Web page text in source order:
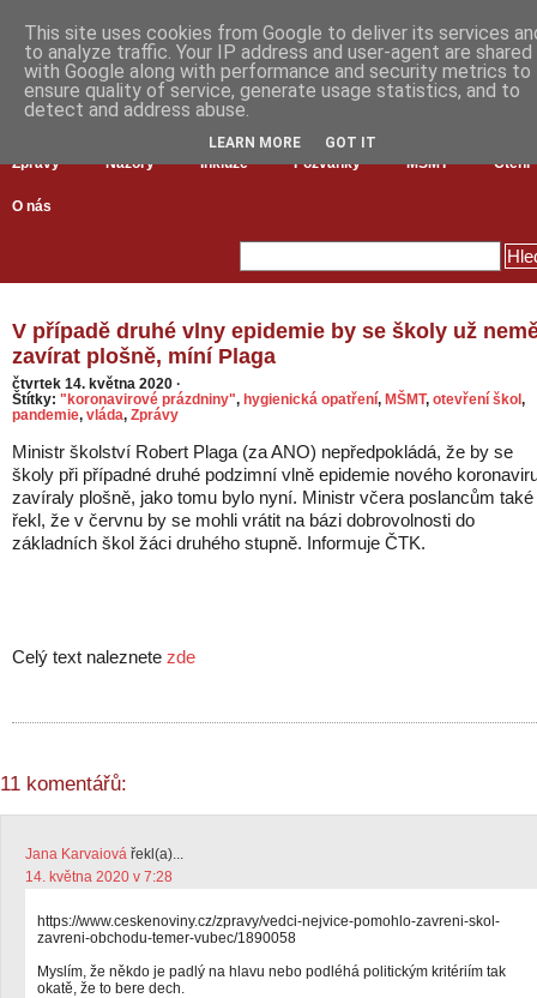
Zprávy Názory Inkluze Pozvánky MŠMT Čtení
O nás
V případě druhé vlny epidemie by se školy už
zavírat plošně, míní Plaga
čtvrtek 14. května 2020 ·
Štítky: "koronavirové prázdniny", hygienická opatření, MŠMT, otevření škol,
pandemie, vláda, Zprávy
Ministr školství Robert Plaga (za ANO) nepředpokládá, že by se
školy při případné druhé podzimní vlně epidemie nového
zavíraly plošně, jako tomu bylo nyní. Ministr včera poslancům také
řekl, že v červnu by se mohli vrátit na bázi dobrovolnosti do
základních škol žáci druhého stupně. Informuje ČTK.
Celý text naleznete zde
11 komentářů:
Jana Karvaiová řekl(a)...
14. května 2020 v 7:28
https://www.ceskenoviny.cz/zpravy/vedci-nejvice-pomohlo-zavreni-skol-
zavreni-obchodu-temer-vubec/1890058
Myslím, že někdo je padlý na hlavu nebo podléhá politickým kritériím tak
okatě, že to bere dech.
This site uses cookies from Google to deliver its services
to analyze traffic. Your IP address and user-agent are shared
with Google along with performance and security metrics to
ensure quality of service, generate usage statistics, and to
detect and address abuse.
LEARN MORE GOT IT